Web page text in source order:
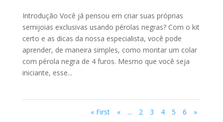
Introdução Você já pensou em criar suas próprias
semijoias exclusivas usando pérolas negras? Com o kit
certo e as dicas da nossa especialista, você pode
aprender, de maneira simples, como montar um colar
com pérola negra de 4 furos. Mesmo que você seja
iniciante, esse...
« First « ... 2 3 4 5 6 »